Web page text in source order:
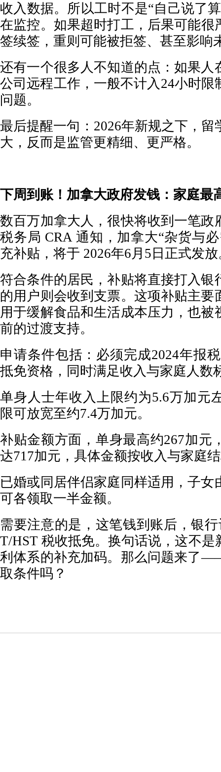
收入数据。所以工时不是“自己说了
在监控。如果超时打工，后果可能
签续签，重则可能被拒签、甚至影响
还有一个很多人不知道的点：如果人
公司远程工作，一般不计入24小时限
问题。
最后提醒一句：2026年新规之下，留
大，反而是监管更精细、更严格。
下周到账！加拿大政府发钱：家庭最
数百万加拿大人，很快将收到一笔政
税务局 CRA 通知，加拿大“杂货与
充补贴，将于 2026年6月5日正式发
符合条件的居民，补贴将直接打入银
的用户则会收到支票。这项补贴主要
用于缓解食品和生活成本压力，也被
前的过渡支持。
申请条件包括：必须完成2024年报
抵免资格，同时满足收入与家庭人数
单身人士年收入上限约为5.6万加元
限可放宽至约7.4万加元。
补贴金额方面，单身最高约267加元
达717加元，具体金额按收入与家庭
已婚或同居伴侣家庭同样适用，子女
可各领取一半金额。
需要注意的是，这笔钱到账后，银
T/HST 税收抵免。换句话说，这不是
利体系的补充加码。那么问题来了
取条件吗？